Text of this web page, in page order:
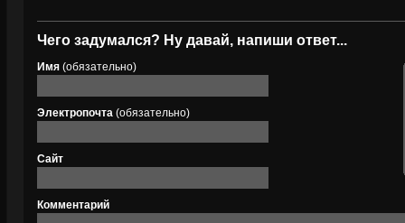
Чего задумался? Ну давай, напиши ответ...
Имя (обязательно)
Электропочта (обязательно)
Сайт
Комментарий